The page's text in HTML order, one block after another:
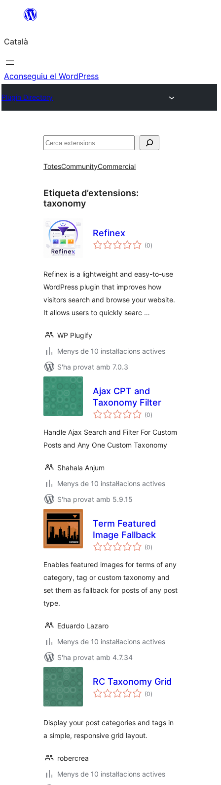
contingut
Català
Aconseguiu el WordPress
Plugin Directory
Cerca
TotesCommunityCommercial
Etiqueta d’extensions:
taxonomy
Refinex
(0puntuacions
totals
)
Refinex is a lightweight and easy-to-use
WordPress plugin that improves how
visitors search and browse your website.
It allows users to quickly searc …
WP Plugify
Menys de 10 instal·lacions actives
S'ha provat amb 7.0.3
Ajax CPT and
Taxonomy Filter
(0puntuacions
totals
)
Handle Ajax Search and Filter For Custom
Posts and Any One Custom Taxonomy
Shahala Anjum
Menys de 10 instal·lacions actives
S'ha provat amb 5.9.15
Term Featured
Image Fallback
(0puntuacions
totals
)
Enables featured images for terms of any
category, tag or custom taxonomy and
set them as fallback for posts of any post
type.
Eduardo Lazaro
Menys de 10 instal·lacions actives
S'ha provat amb 4.7.34
RC Taxonomy Grid
(0puntuacions
totals
)
Display your post categories and tags in
a simple, responsive grid layout.
robercrea
Menys de 10 instal·lacions actives